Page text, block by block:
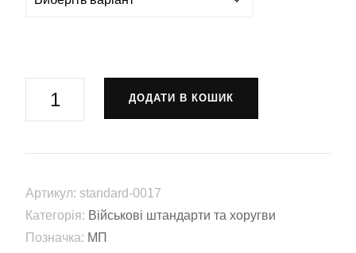
Морської
України
(standard-
0017)
кількість
ДОДАТИ В КОШИК
Артикул: standard-0017
Категорія: Військові штандарти та хоругви
Позначка: МП